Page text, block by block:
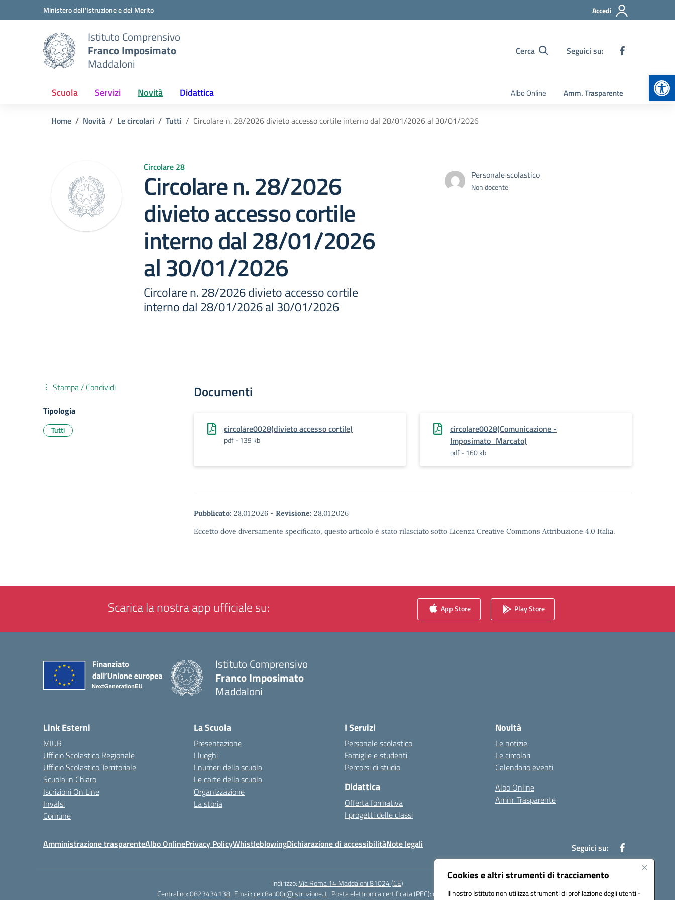
Cookies e altri strumenti di tracciamento
Il nostro Istituto non utilizza strumenti di profilazione degli utenti -
Vai ai contenuti
Vai al menu di navigazioneMinistero dell'Istruzione e del Merito Accedi
Istituto Comprensivo
Franco Imposimato
Maddaloni
Cerca Seguici su:
Scuola Servizi Novità Didattica Albo Online Amm. Trasparente
Home Novità Le circolari Tutti Circolare n. 28/2026 divieto accesso cortile interno dal 28/01/2026 al 30/01/2026
Circolare 28
Circolare n. 28/2026
divieto accesso cortile
interno dal 28/01/2026
al 30/01/2026
Circolare n. 28/2026 divieto accesso cortile
interno dal 28/01/2026 al 30/01/2026
Personale scolastico
Non docente
Documenti
circolare0028(divieto accesso cortile)
pdf - 139 kb
circolare0028(Comunicazione -
Imposimato_Marcato)
pdf - 160 kb
Pubblicato: 28.01.2026 - Revisione: 28.01.2026
Eccetto dove diversamente specificato, questo articolo è stato rilasciato sotto Licenza Creative Commons Attribuzione 4.0 Italia.
Stampa / Condividi
Tipologia
Tutti
Scarica la nostra app ufficiale su: App Store Play Store
Istituto Comprensivo
Franco Imposimato
Maddaloni
Link Esterni
MIUR
Ufficio Scolastico Regionale
Ufficio Scolastico Territoriale
Scuola in Chiaro
Iscrizioni On Line
Invalsi
Comune
La Scuola
Presentazione
I luoghi
I numeri della scuola
Le carte della scuola
Organizzazione
La storia
I Servizi
Personale scolastico
Famiglie e studenti
Percorsi di studio
Didattica
Offerta formativa
I progetti delle classi
Novità
Le notizie
Le circolari
Calendario eventi
Albo Online
Amm. Trasparente
Amministrazione trasparenteAlbo OnlinePrivacy PolicyWhistleblowingDichiarazione di accessibilitàNote legali Seguici su:
Indirizzo:Via Roma 14 Maddaloni 81024 (CE)
Centralino:0823434138 Email:ceic8an00r@istruzione.it Posta elettronica certificata (PEC):ceic8an00r@pec.istruzione.it